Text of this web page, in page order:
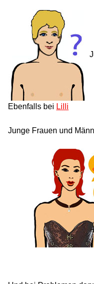
Ebenfalls bei Lilli
Junge Frauen und